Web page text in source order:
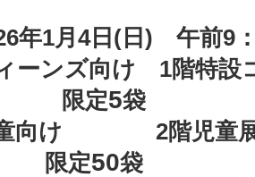
年1月4日(日) 午前9
ィーンズ向け 1階
定5袋
け 2階児童展
50袋